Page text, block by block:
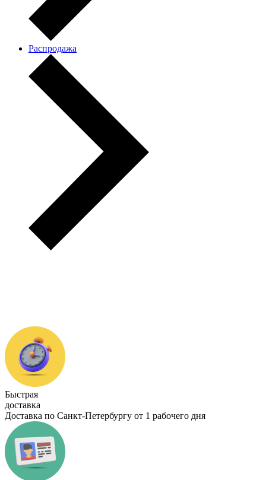
Распродажа
Быстрая
доставка
Доставка по Санкт-Петербургу от 1 рабочего дня